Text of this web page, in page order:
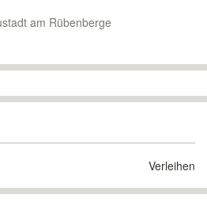
am Rübenberge
Verleihen